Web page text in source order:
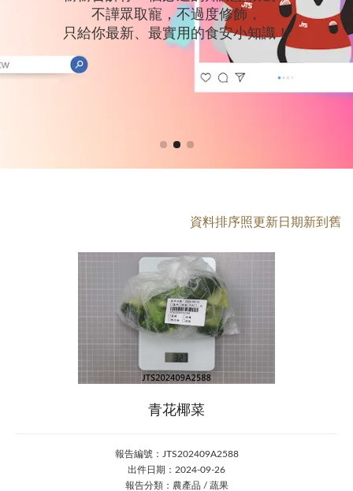
不譁眾取寵，不過度修飾，
只給你最新、最實用的食安小知識！
資料排序照更新日期新到舊
青花椰菜
報告編號：JTS202409A2588
出件日期：2024-09-26
報告分類：農產品 / 蔬果